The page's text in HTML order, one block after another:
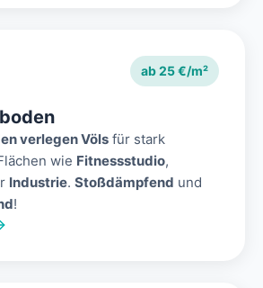
ab 25 €/m²
verlegen Völs für stark
wie Fitnessstudio,
Industrie. Stoßdämpfend und
!